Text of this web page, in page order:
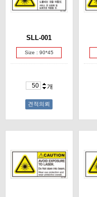
SLL-001
Size : 90*45
개
견적의뢰